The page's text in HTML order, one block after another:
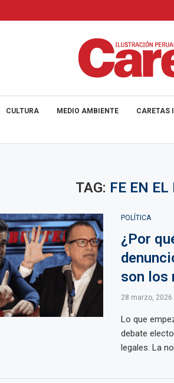
CULTURA MEDIO AMBIENTE CARETAS
TAG: FE EN EL
POLÍTICA
¿Por
son los
28 marzo, 2026
Lo que
debate
legales. La